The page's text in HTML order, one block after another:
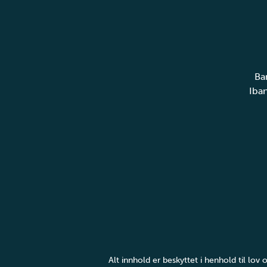
Alt innhold er beskyttet i henhold til lov